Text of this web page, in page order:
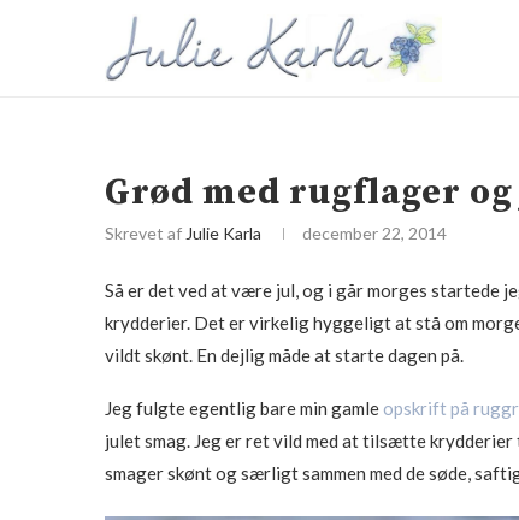
Grød med rugflager
Skrevet af Julie Karla december 22, 2014
Så er det ved at være jul, og i går morges startede
krydderier. Det er virkelig hyggeligt at stå om
vildt skønt. En dejlig måde at starte dagen på.
Jeg fulgte egentlig bare min gamle opskrift på
julet smag. Jeg er ret vild med at tilsætte krydderier
smager skønt og særligt sammen med de søde,